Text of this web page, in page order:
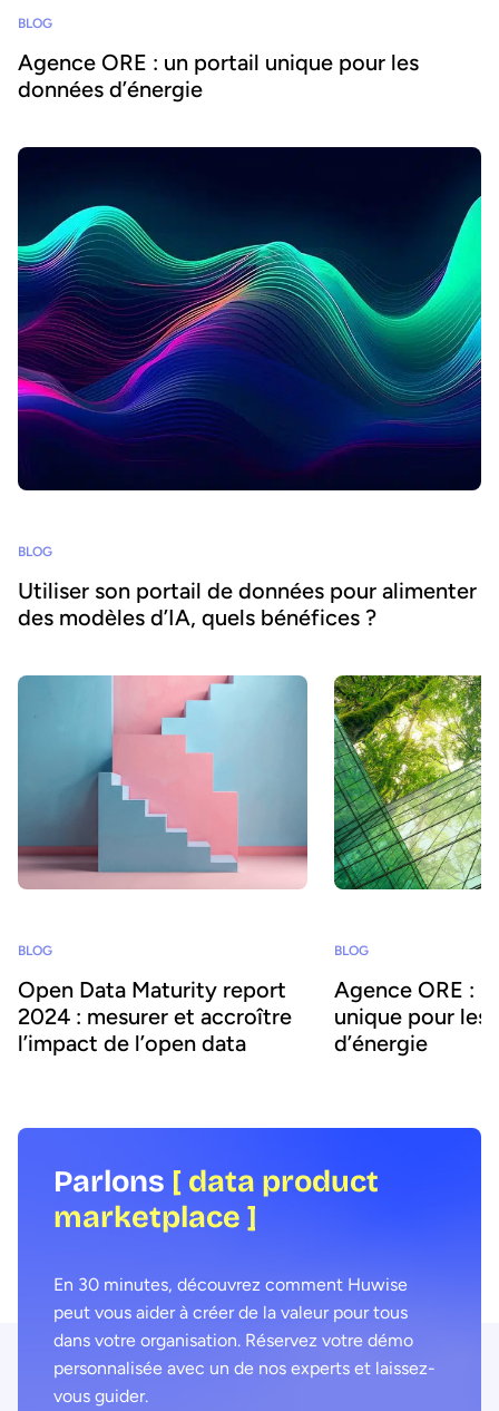
BLOG
Agence ORE : un portail unique pour les
données d’énergie
BLOG
Utiliser son portail de données pour alimenter
des modèles d’IA, quels bénéfices ?
BLOG
Open Data Maturity report
2024 : mesurer et accroître
l’impact de l’open data
BLOG
Agence ORE :
unique pour les
d’énergie
Parlons [ data product
marketplace ]
En 30 minutes, découvrez comment Huwise
peut vous aider à créer de la valeur pour tous
dans votre organisation. Réservez votre démo
personnalisée avec un de nos experts et laissez-
vous guider.